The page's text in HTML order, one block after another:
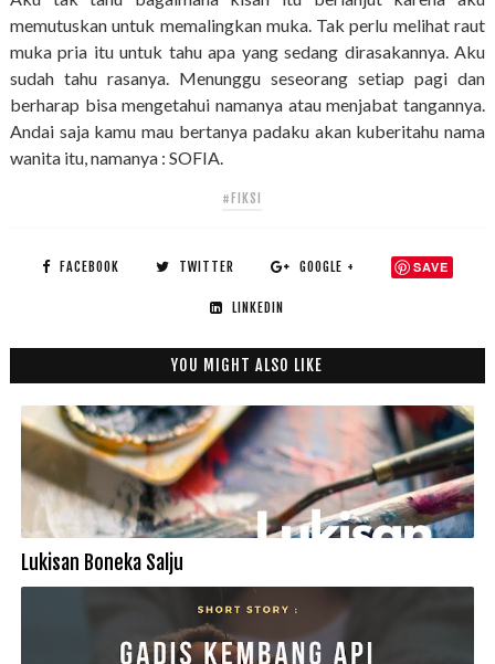
memutuskan untuk memalingkan muka. Tak perlu melihat raut
muka pria itu untuk tahu apa yang sedang dirasakannya. Aku
sudah tahu rasanya. Menunggu seseorang setiap pagi dan
berharap bisa mengetahui namanya atau menjabat tangannya.
Andai saja kamu mau bertanya padaku akan kuberitahu nama
wanita itu, namanya : SOFIA.
#FIKSI
FACEBOOK TWITTER GOOGLE + SAVE
LINKEDIN
YOU MIGHT ALSO LIKE
Lukisan Boneka Salju